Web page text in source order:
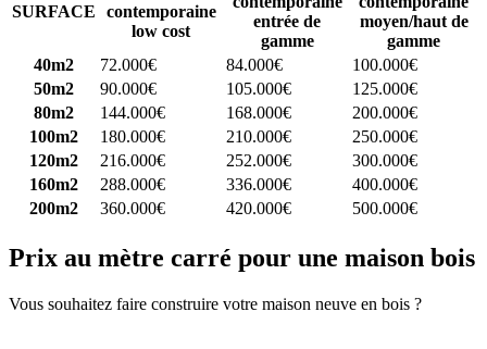
SURFACE
contemporaine
low cost
entrée de
gamme
moyen/haut de
gamme
40m2
72.000€ 84.000€
100.000€
50m2
90.000€ 105.000€
125.000€
80m2
144.000€ 168.000€
200.000€
100m2
180.000€ 210.000€
250.000€
120m2
216.000€ 252.000€
300.000€
160m2
288.000€ 336.000€
400.000€
200m2
360.000€ 420.000€ 500.000€
Prix au mètre carré pour une maison bois
Vous souhaitez faire construire votre maison neuve en bois ?